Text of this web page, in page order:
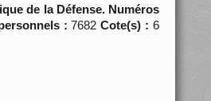
de la Défense. Numéros
:7682Cote(s) : 6